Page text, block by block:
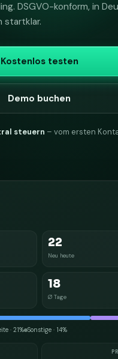
DSGVO-konform, in
startklar.
Kostenlos testen
Demo buchen
steuern – vom ersten
22
Neu heute
18
Ø Tage
· 21% Sonstige · 14%